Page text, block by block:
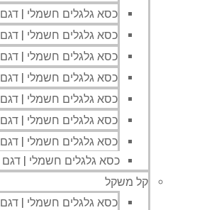
כסא גלגלים חשמלי | דגם D29A | חברת JBH
כסא גלגלים חשמלי | דגם D26 | חברת JBH
כסא גלגלים חשמלי | דגם D09 | חברת JBH
כסא גלגלים חשמלי | דגם D10 | חברת JBH
כסא גלגלים חשמלי | דגם D11 | חברת JBH
כסא גלגלים חשמלי | דגם D11A | חברת JBH
כסא גלגלים חשמלי | דגם D12 | חברת JBH
כסא גלגלים חשמלי | דגם D19 | חברת JBH
קל משקל
כסא גלגלים חשמלי | דגם C1 | חברת JBH